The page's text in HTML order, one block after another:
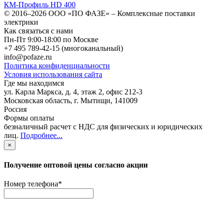
КМ-Профиль HD 400
© 2016–2026 ООО «ПО ФАЗЕ» – Комплексные поставки
электрики
Как связаться с нами
Пн-Пт 9:00-18:00 по Москве
+7 495 789-42-15 (многоканальный)
info@pofaze.ru
Политика конфиденциальности
Условия использования сайта
Где мы находимся
ул. Карла Маркса, д. 4, этаж 2, офис 212-3
Московская область, г. Мытищи, 141009
Россия
Формы оплаты
безналичный расчет с НДС для физических и юридических
лиц. Подробнее...
×
Получение оптовой цены согласно акции
Номер телефона*